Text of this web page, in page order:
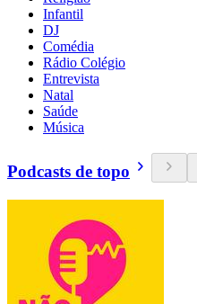
Infantil
DJ
Comédia
Rádio Colégio
Entrevista
Natal
Saúde
Música
Podcasts de topo